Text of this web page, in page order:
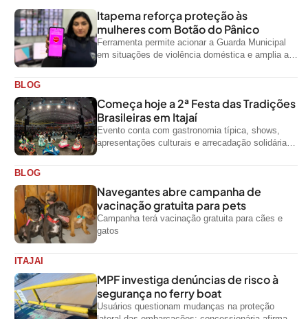
Itapema reforça proteção às
mulheres com Botão do Pânico
Ferramenta permite acionar a Guarda Municipal
em situações de violência doméstica e amplia a
BLOG
Começa hoje a 2ª Festa das Tradições
Brasileiras em Itajaí
Evento conta com gastronomia típica, shows,
apresentações culturais e arrecadação solidária
BLOG
Navegantes abre campanha de
vacinação gratuita para pets
Campanha terá vacinação gratuita para cães e
gatos
ITAJAI
MPF investiga denúncias de risco à
segurança no ferry boat
Usuários questionam mudanças na proteção